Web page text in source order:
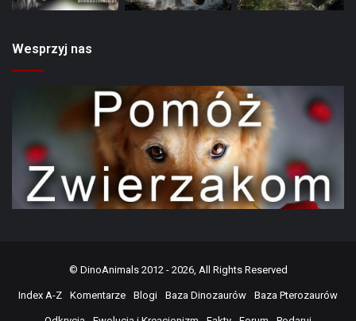
Wesprzyj nas
© DinoAnimals2012 - 2026, All Rights Reserved
Index A-Z Komentarze Blogi Baza Dinozaurów Baza Pterozaurów